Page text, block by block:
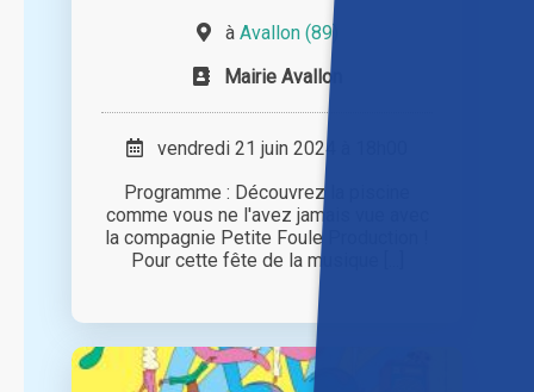
à Avallon (89)
Mairie Avallon
vendredi 21 juin 2024 à 18h00
Programme : Découvrez la piscine
comme vous ne l'avez jamais vue avec
la compagnie Petite Foule Production !
Pour cette fête de la musique [...]